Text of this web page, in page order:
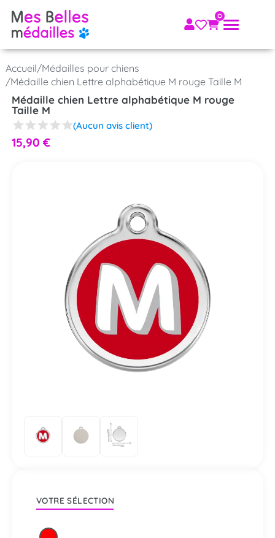
Accueil/Médailles pour chiens
/Médaille chien Lettre alphabétique M rouge Taille M
Médaille chien Lettre alphabétique M rouge
Taille M
(Aucun avis client)
15,90 €
VOTRE SÉLECTION